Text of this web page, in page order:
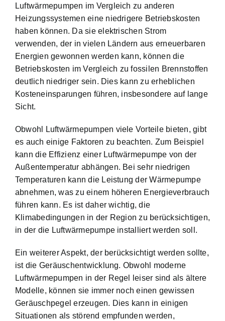
Luftwärmepumpen im Vergleich zu anderen
Heizungssystemen eine niedrigere Betriebskosten
haben können. Da sie elektrischen Strom
verwenden, der in vielen Ländern aus erneuerbaren
Energien gewonnen werden kann, können die
Betriebskosten im Vergleich zu fossilen Brennstoffen
deutlich niedriger sein. Dies kann zu erheblichen
Kosteneinsparungen führen, insbesondere auf lange
Sicht.
Obwohl Luftwärmepumpen viele Vorteile bieten, gibt
es auch einige Faktoren zu beachten. Zum Beispiel
kann die Effizienz einer Luftwärmepumpe von der
Außentemperatur abhängen. Bei sehr niedrigen
Temperaturen kann die Leistung der Wärmepumpe
abnehmen, was zu einem höheren Energieverbrauch
führen kann. Es ist daher wichtig, die
Klimabedingungen in der Region zu berücksichtigen,
in der die Luftwärmepumpe installiert werden soll.
Ein weiterer Aspekt, der berücksichtigt werden sollte,
ist die Geräuschentwicklung. Obwohl moderne
Luftwärmepumpen in der Regel leiser sind als ältere
Modelle, können sie immer noch einen gewissen
Geräuschpegel erzeugen. Dies kann in einigen
Situationen als störend empfunden werden,